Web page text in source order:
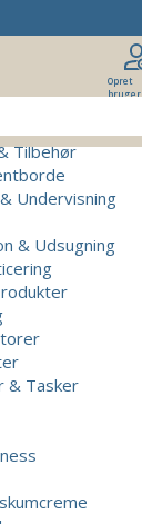
Opret
bruger
Tilbehør
Undervisning
& Udsugning
& Tasker